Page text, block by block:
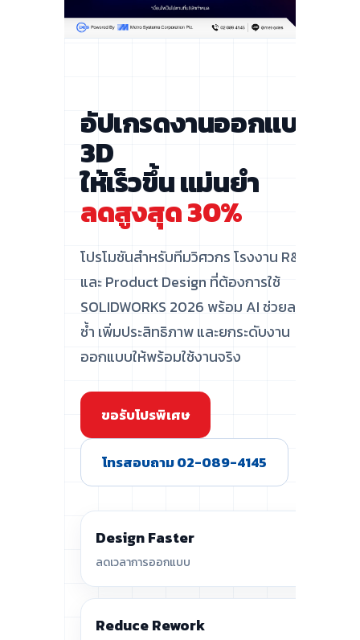
อัปเกรดงานออกแบบ
3D
ให้เร็วขึ้น แม่นยำ
ลดสูงสุด 30%
โปรโมชันสำหรับทีมวิศวกร โรงงาน R&D
และ Product Design ที่ต้องการใช้
SOLIDWORKS 2026 พร้อม AI ช่วยลดงาน
ซ้ำ เพิ่มประสิทธิภาพ และยกระดับงาน
ออกแบบให้พร้อมใช้งานจริง
ขอรับโปรพิเศษ
โทรสอบถาม 02-089-4145
Design Faster
ลดเวลาการออกแบบ
Reduce Rework